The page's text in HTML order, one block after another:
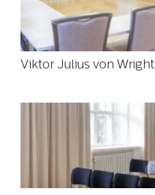
Viktor Julius von Wright